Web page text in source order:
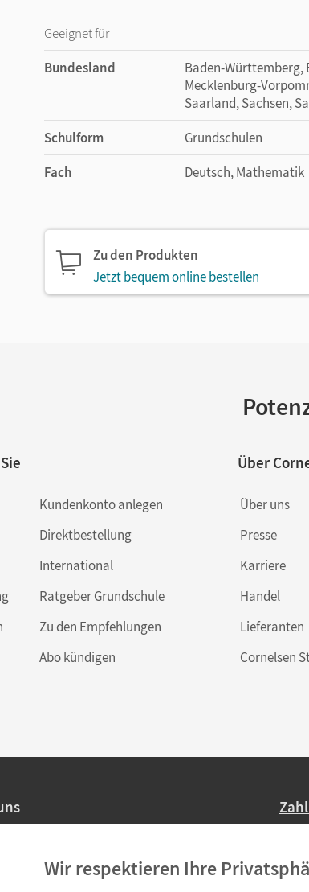
Geeignet für
Bundesland
Baden-Württemberg,
Mecklenburg-
Saarland, Sachsen,
Schulform
Grundschulen
Fach
Deutsch, Mathematik
Zu den Produkten
Jetzt bequem online bestellen
Kundenkonto anlegen
Direktbestellung
International
Ratgeber Grundschule
Zu den Empfehlungen
Abo kündigen
Über
Über uns
Presse
Karriere
Handel
Lieferanten
Cornelsen
für Lehrkräfte
Ab
Wir respektieren Ihre